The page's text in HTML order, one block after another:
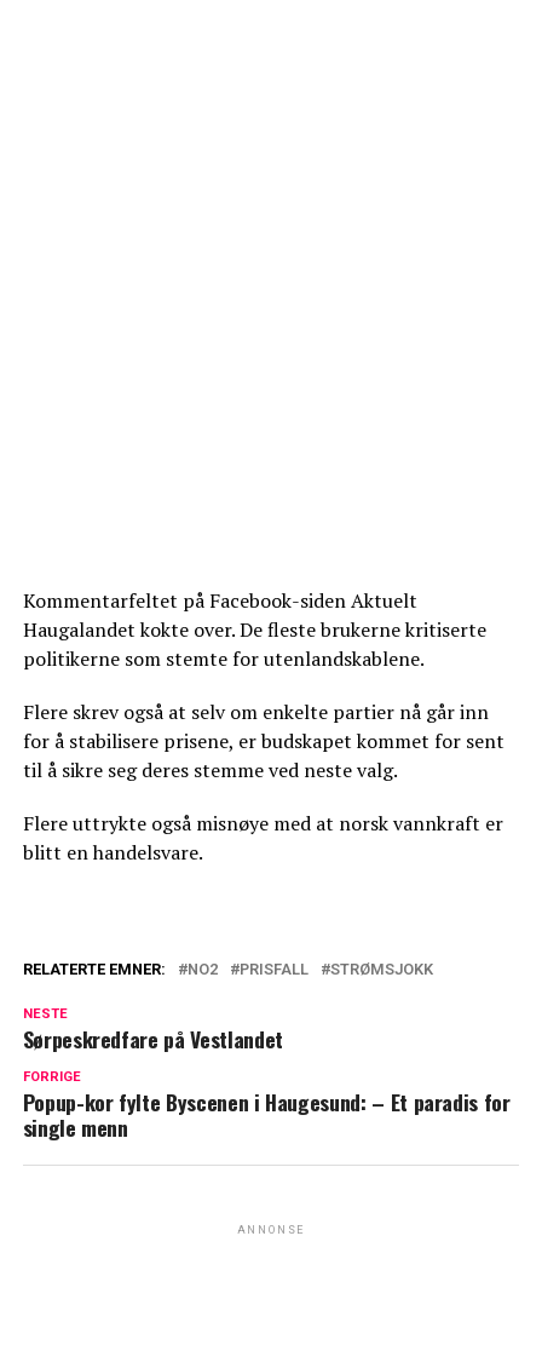
Kommentarfeltet på Facebook-siden Aktuelt
Haugalandet kokte over. De fleste brukerne kritiserte
politikerne som stemte for utenlandskablene.
Flere skrev også at selv om enkelte partier nå går inn
for å stabilisere prisene, er budskapet kommet for sent
til å sikre seg deres stemme ved neste valg.
Flere uttrykte også misnøye med at norsk vannkraft er
blitt en handelsvare.
RELATERTE EMNER: NO2 PRISFALL STRØMSJOKK
NESTE
Sørpeskredfare på Vestlandet
FORRIGE
Popup-kor fylte Byscenen i Haugesund: – Et paradis for
single menn
ANNONSE